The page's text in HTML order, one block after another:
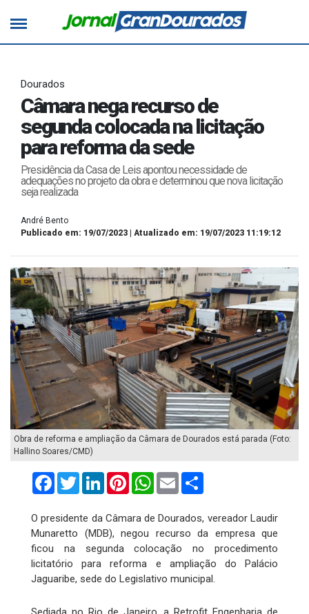
Dourados
Câmara nega recurso de
segunda colocada na licitação
para reforma da sede
Presidência da Casa de Leis apontou necessidade de
adequações no projeto da obra e determinou que nova licitação
seja realizada
André Bento
Publicado em: 19/07/2023 | Atualizado em: 19/07/2023 11:19:12
Obra de reforma e ampliação da Câmara de Dourados está parada (Foto:
Hallino Soares/CMD)
FacebookTwitterLinkedInPinterestWhatsApp
Email
O presidente da Câmara de Dourados, vereador Laudir
Munaretto (MDB), negou recurso da empresa que
ficou na segunda colocação no procedimento
licitatório para reforma e ampliação do Palácio
Jaguaribe, sede do Legislativo municipal.